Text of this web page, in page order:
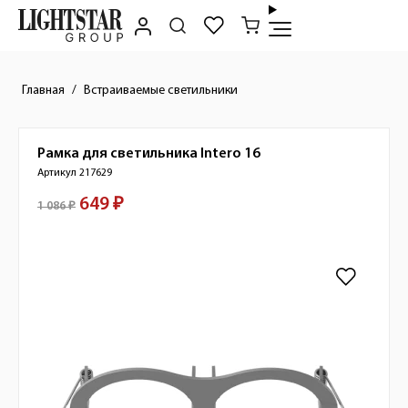
Главная Встраиваемые светильники
Краткое описание товара
Рамка для светильника Intero 16
Артикул 217629
Стоимость товара
1 086 ₽ 649 ₽